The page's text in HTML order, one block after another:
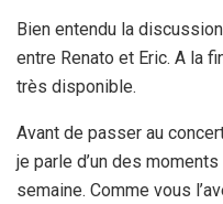
Bien entendu la
entre Renato et Eric. A la
très disponible.
Avant de passer au
je parle d’un des
semaine. Comme vous